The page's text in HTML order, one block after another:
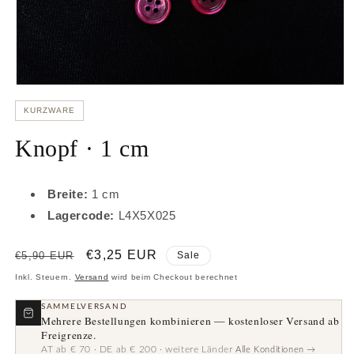
1
KURZWARE
Knopf · 1 cm
Breite: 1 cm
Lagercode: L4X5X025
Normaler
Preis
€5,90 EUR Verkaufspreis
€3,25 EUR Sale
Inkl. Steuern. Versand wird beim Checkout berechnet
SAMMELVERSAND
Mehrere Bestellungen kombinieren — kostenloser Versand ab
Freigrenze.
AT ab € 70 · DE ab € 200 · weitere LänderAlle Konditionen →